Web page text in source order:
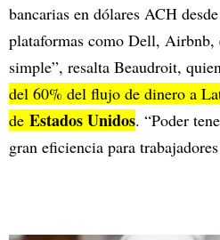
bancarias en dólares ACH
plataformas como Dell, Airbnb,
simple”, resalta Beaudroit,
del 60% del flujo de dinero a
de Estados Unidos. “Poder
gran eficiencia para